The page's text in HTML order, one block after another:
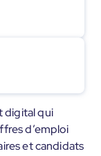
digital qui
d’emploi
et candidats